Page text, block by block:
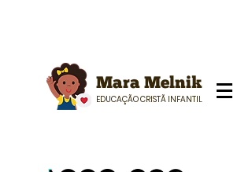
Mara Melnik
EDUCAÇÃO CRISTÃ INFANTIL